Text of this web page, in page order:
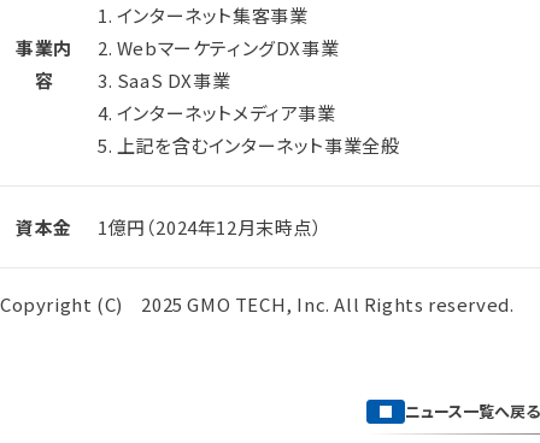
事業内
容
1. インターネット集客事業
2. WebマーケティングDX事業
3. SaaS DX事業
4. インターネットメディア事業
5. 上記を含むインターネット事業全般
資本金 1億円（2024年12月末時点）
Copyright (C) 2025 GMO TECH, Inc. All Rights reserved.
ニュース一覧へ戻る